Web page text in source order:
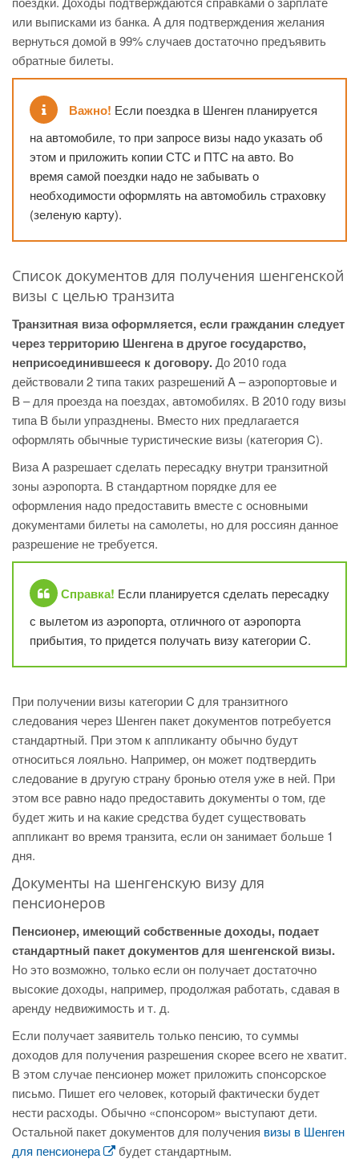
или выписками из банка. А для подтверждения желания
вернуться домой в 99% случаев достаточно предъявить
обратные билеты.
Важно! Если поездка в Шенген планируется
на автомобиле, то при запросе визы надо указать об
этом и приложить копии СТС и ПТС на авто. Во
время самой поездки надо не забывать о
необходимости оформлять на автомобиль страховку
(зеленую карту).
Список документов для получения шенгенской
визы с целью транзита
Транзитная виза оформляется, если гражданин следует
через территорию Шенгена в другое государство,
неприсоединившееся к договору.До 2010 года
действовали 2 типа таких разрешений A – аэропортовые и
B – для проезда на поездах, автомобилях. В 2010 году визы
типа B были упразднены. Вместо них предлагается
оформлять обычные туристические визы (категория C).
Виза A разрешает сделать пересадку внутри транзитной
зоны аэропорта. В стандартном порядке для ее
оформления надо предоставить вместе с основными
документами билеты на самолеты, но для россиян данное
разрешение не требуется.
Справка! Если планируется сделать пересадку
с вылетом из аэропорта, отличного от аэропорта
прибытия, то придется получать визу категории C.
При получении визы категории C для транзитного
следования через Шенген пакет документов потребуется
стандартный. При этом к аппликанту обычно будут
относиться лояльно. Например, он может подтвердить
следование в другую страну бронью отеля уже в ней. При
этом все равно надо предоставить документы о том, где
будет жить и на какие средства будет существовать
аппликант во время транзита, если он занимает больше 1
дня.
Документы на шенгенскую визу для
пенсионеров
Пенсионер, имеющий собственные доходы, подает
стандартный пакет документов для шенгенской визы.
Но это возможно, только если он получает достаточно
высокие доходы, например, продолжая работать, сдавая в
аренду недвижимость и т. д.
Если получает заявитель только пенсию, то суммы
доходов для получения разрешения скорее всего не хватит.
В этом случае пенсионер может приложить спонсорское
письмо. Пишет его человек, который фактически будет
нести расходы. Обычно «спонсором» выступают дети.
Остальной пакет документов для получения визы в Шенген
для пенсионера
будет стандартным.